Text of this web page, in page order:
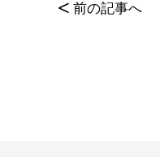
< 前の記事へ